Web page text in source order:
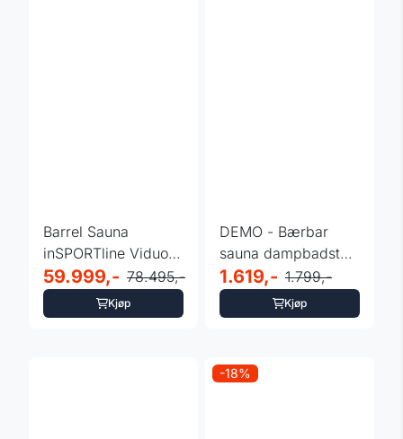
Barrel Sauna
inSPORTline Viduor
300
59.999,- 78.495,-
Kjøp
DEMO - Bærbar
sauna dampbadstue
inSPORTline
Steamona II
1.619,- 1.799,-
Kjøp
-18%